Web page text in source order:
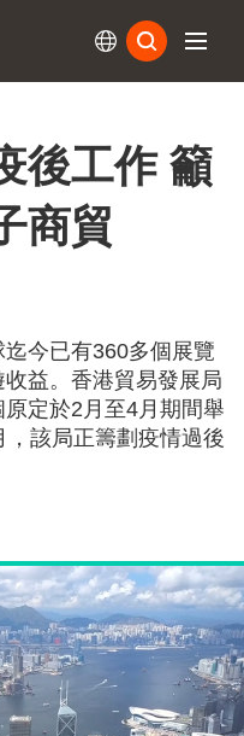
後工作 籲
商貿
今已有360多個展覽
益。香港貿易發展局
定於2月至4月期間舉
該局正籌劃疫情過後